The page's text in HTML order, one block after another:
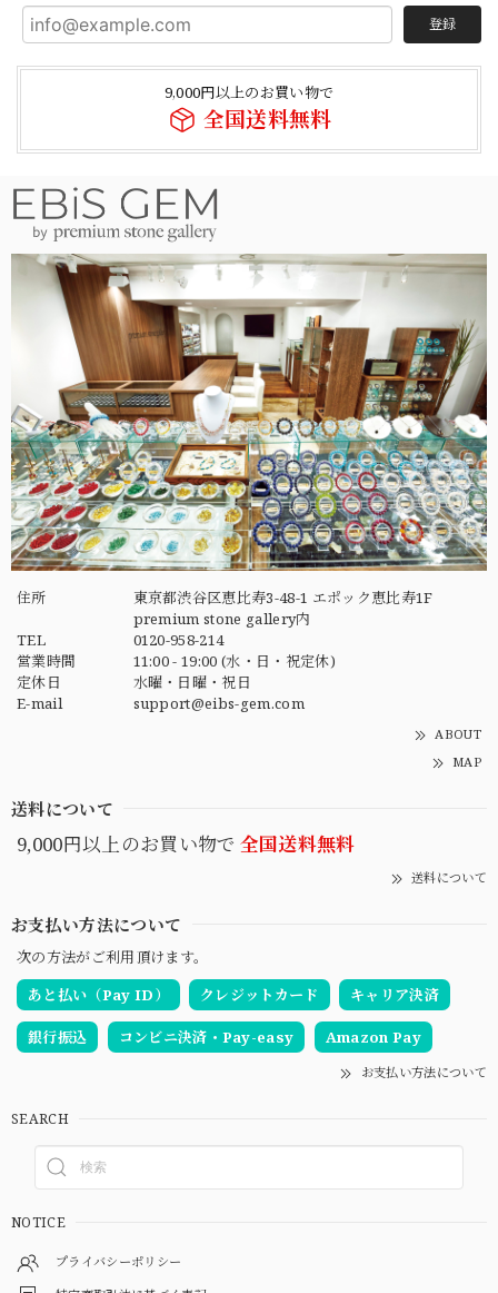
登録
9,000円以上のお買い物で
全国送料無料
住所
東京都渋谷区恵比寿3-48-1 エポック恵比寿1F
premium stone gallery内
TEL
0120-958-214
営業時間
11:00 - 19:00 (水・日・祝定休)
定休日
水曜・日曜・祝日
E-mail
support@eibs-gem.com
ABOUT
MAP
送料について
9,000円以上のお買い物で 全国送料無料
送料について
お支払い方法について
次の方法がご利用頂けます。
あと払い（Pay ID）
クレジットカード キャリア決済
銀行振込 コンビニ決済・Pay-easy Amazon Pay
お支払い方法について
SEARCH
NOTICE
プライバシーポリシー